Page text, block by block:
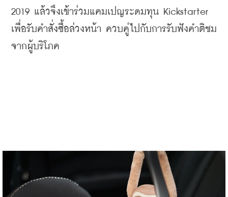
2019 แล้วจึงเข้าร่วมแคมเปญระดมทุน Kickstarter
เพื่อรับคำสั่งซื้อล่วงหน้า ควบคู่ไปกับการรับฟังคำติชม
จากผู้บริโภค